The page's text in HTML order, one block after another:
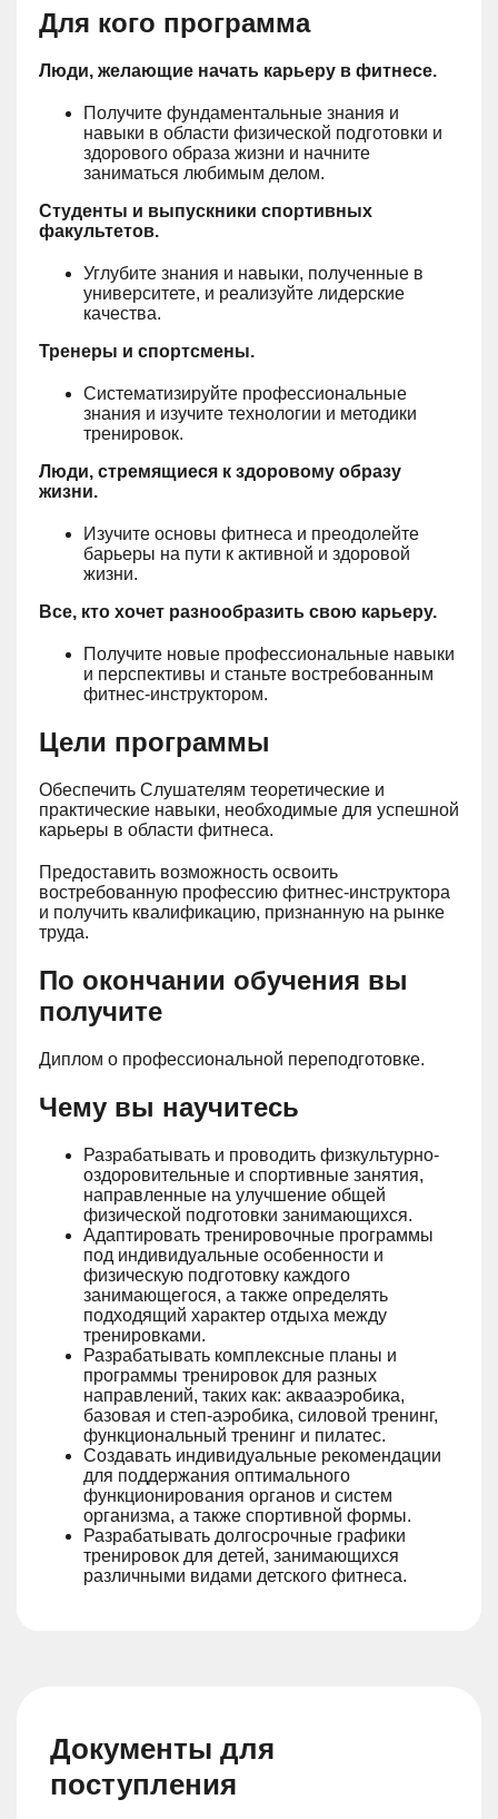
Для кого программа
Люди, желающие начать карьеру в фитнесе.
Получите фундаментальные знания и
навыки в области физической подготовки и
здорового образа жизни и начните
заниматься любимым делом.
Студенты и выпускники спортивных
факультетов.
Углубите знания и навыки, полученные в
университете, и реализуйте лидерские
качества.
Тренеры и спортсмены.
Систематизируйте профессиональные
знания и изучите технологии и методики
тренировок.
Люди, стремящиеся к здоровому образу
жизни.
Изучите основы фитнеса и преодолейте
барьеры на пути к активной и здоровой
жизни.
Все, кто хочет разнообразить свою карьеру.
Получите новые профессиональные навыки
и перспективы и станьте востребованным
фитнес-инструктором.
Цели программы
Обеспечить Слушателям теоретические и
практические навыки, необходимые для успешной
карьеры в области фитнеса.
Предоставить возможность освоить
востребованную профессию фитнес-инструктора
и получить квалификацию, признанную на рынке
труда.
По окончании обучения вы
получите
Диплом о профессиональной переподготовке.
Чему вы научитесь
Разрабатывать и проводить физкультурно-
оздоровительные и спортивные занятия,
направленные на улучшение общей
физической подготовки занимающихся.
Адаптировать тренировочные программы
под индивидуальные особенности и
физическую подготовку каждого
занимающегося, а также определять
подходящий характер отдыха между
тренировками.
Разрабатывать комплексные планы и
программы тренировок для разных
направлений, таких как: аквааэробика,
базовая и степ-аэробика, силовой тренинг,
функциональный тренинг и пилатес.
Создавать индивидуальные рекомендации
для поддержания оптимального
функционирования органов и систем
организма, а также спортивной формы.
Разрабатывать долгосрочные графики
тренировок для детей, занимающихся
различными видами детского фитнеса.
Документы для
поступления